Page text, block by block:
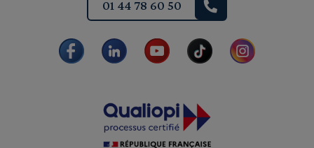
01 44 78 60 50